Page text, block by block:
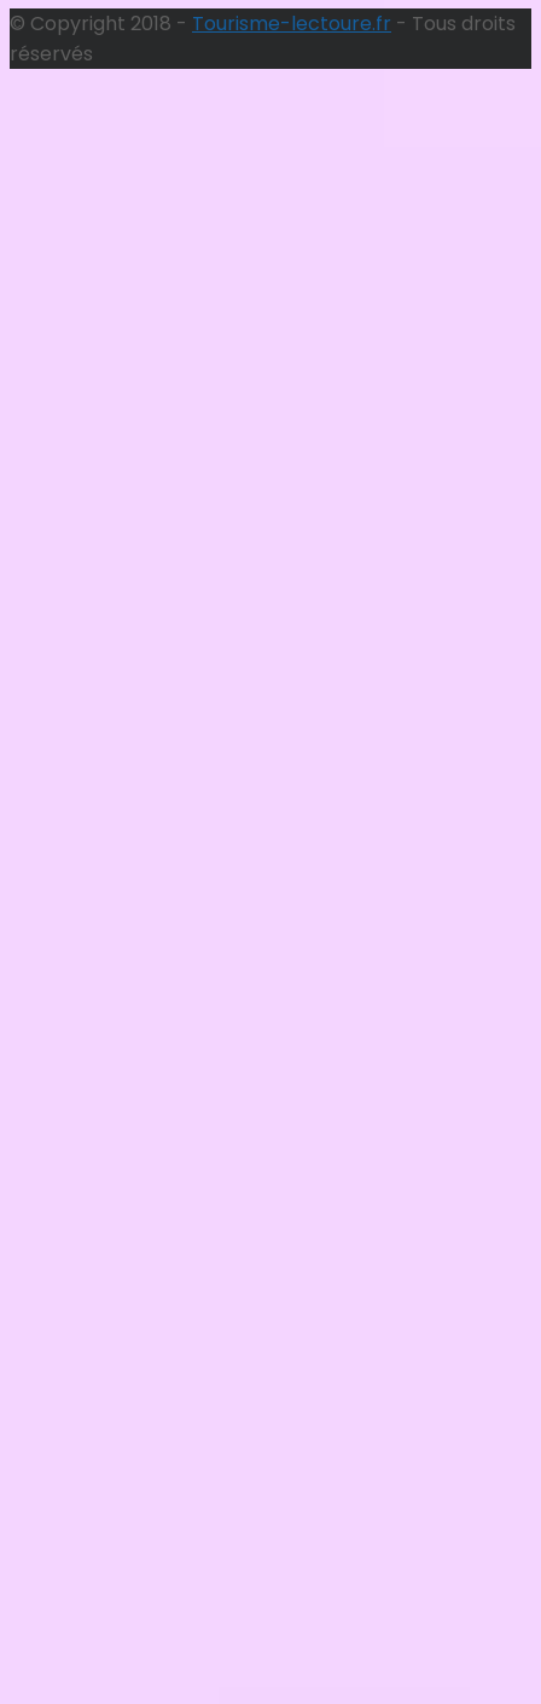
© Copyright 2018 - Tourisme-lectoure.fr - Tous droits
réservés